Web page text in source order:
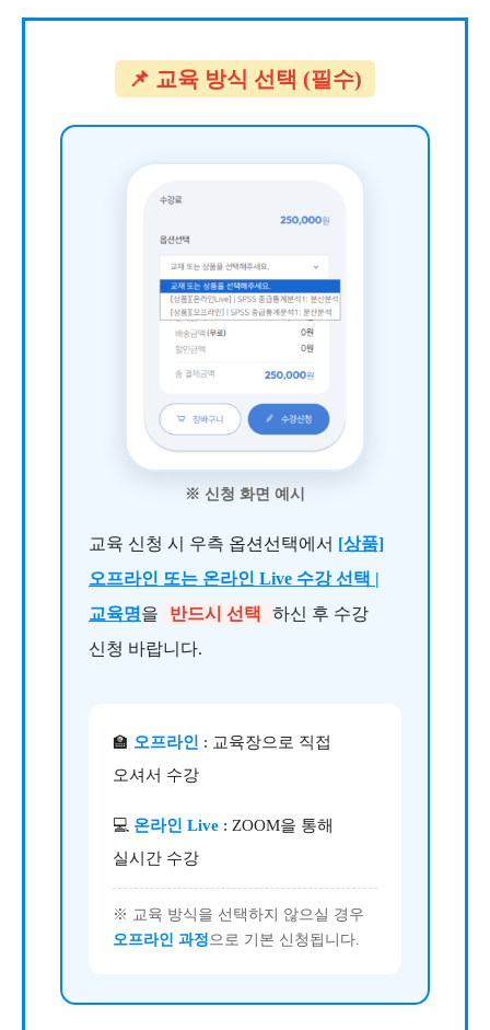
📌 교육 방식 선택 (필수)
※ 신청 화면 예시
교육 신청 시 우측 옵션선택에서 [상품]
오프라인 또는 온라인 Live 수강 선택 |
교육명을 반드시 선택
하신 후 수강
신청 바랍니다.
🏫 오프라인 : 교육장으로 직접
오셔서 수강
💻 온라인 Live : ZOOM을 통해
실시간 수강
※ 교육 방식을 선택하지 않으실 경우
오프라인 과정으로 기본 신청됩니다.